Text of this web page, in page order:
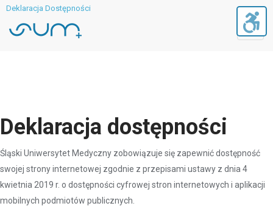
Deklaracja Dostępności
Deklaracja dostępności
Śląski Uniwersytet Medyczny zobowiązuje się zapewnić dostępność
swojej strony internetowej zgodnie z przepisami ustawy z dnia 4
kwietnia 2019 r. o dostępności cyfrowej stron internetowych i aplikacji
mobilnych podmiotów publicznych.